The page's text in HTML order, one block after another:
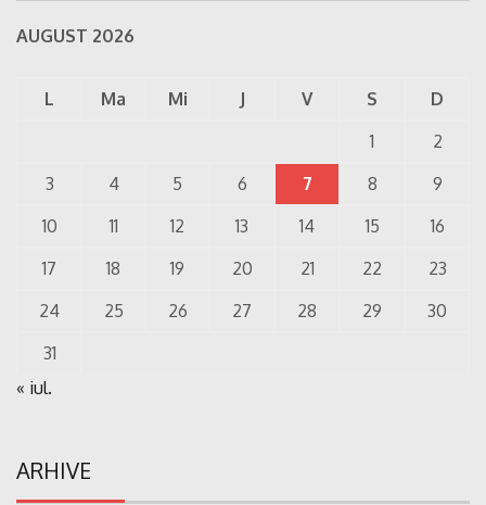
AUGUST 2026
L Ma Mi J V S
D
1
2
3
4 5 6 7 8
9
10
11 12 13 14 15
16
17
18 19 20 21 22
23
24
25 26 27 28 29
30
31
« iul.
ARHIVE